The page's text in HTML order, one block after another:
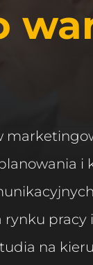
i
pracy
na